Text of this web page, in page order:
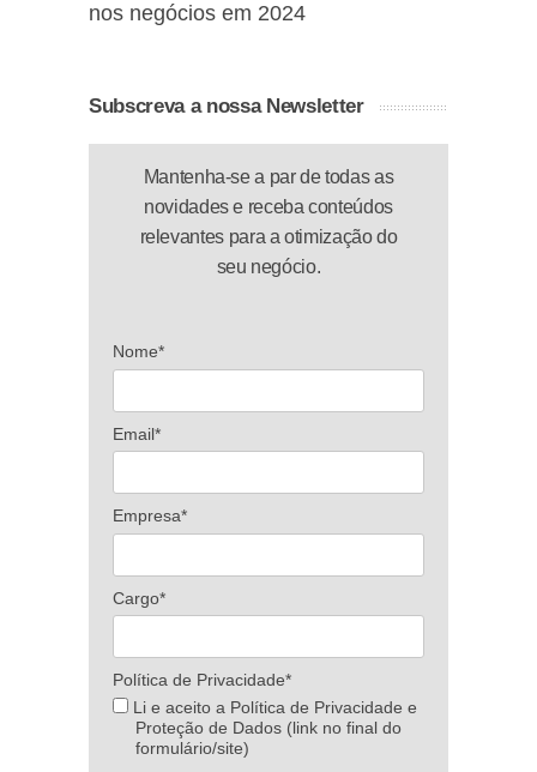
nos negócios em 2024
Subscreva a nossa Newsletter
Mantenha-se a par de todas as
novidades e receba conteúdos
relevantes para a otimização do
seu negócio.
Nome*
Email*
Empresa*
Cargo*
Política de Privacidade*
Li e aceito a Política de Privacidade e
Proteção de Dados (link no final do
formulário/site)